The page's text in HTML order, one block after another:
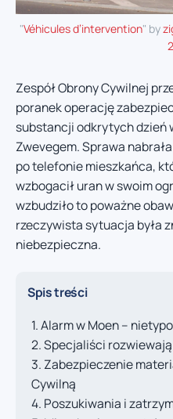
"Véhicules d’intervention" by
Zespół Obrony Cywilnej
poranek operację
substancji odkrytych dzień
Zwevegem. Sprawa
po telefonie mieszkańca,
wzbogacił uran w swoim
wzbudziło to poważne
rzeczywista sytuacja była
niebezpieczna.
Spis treści
Alarm w Moen –
Specjaliści
Zabezpieczenie
Cywilną
Poszukiwania i